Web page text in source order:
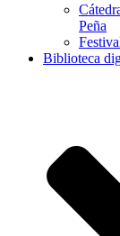
Peña
Biblioteca